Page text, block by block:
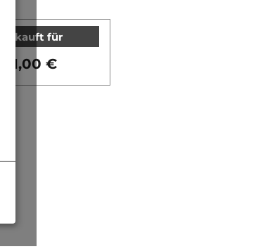
Verkauft für
61,00 €